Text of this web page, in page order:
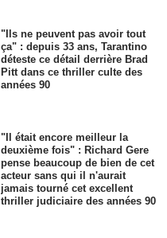
"Ils ne peuvent pas avoir tout
ça" : depuis 33 ans, Tarantino
déteste ce détail derrière Brad
Pitt dans ce thriller culte des
années 90
"Il était encore meilleur la
deuxième fois" : Richard Gere
pense beaucoup de bien de cet
acteur sans qui il n'aurait
jamais tourné cet excellent
thriller judiciaire des années 90